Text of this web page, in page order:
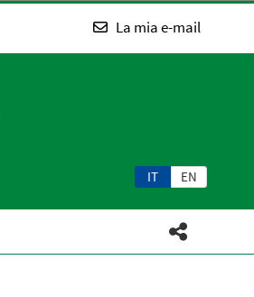
La mia e-mail
IT EN